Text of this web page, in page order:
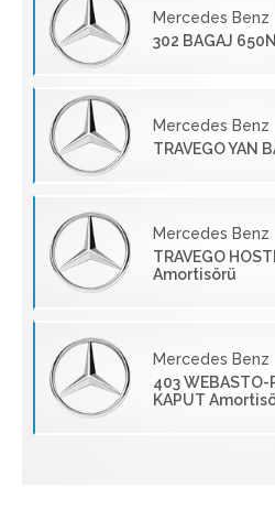
Mercedes Benz
302 BAGAJ
Mercedes Benz
TRAVEGO YAN
Mercedes Benz
TRAVEGO
Amortisörü
Mercedes Benz
403 WEBASTO-
KAPUT